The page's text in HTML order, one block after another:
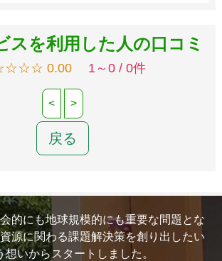
スを利用した人の口コミ
0.00 1～0 / 0件
< >
戻る
的にも地球規模的にも重要な問題とな
源に関わる課題解決策を創り出したい
想いからスタートしました。